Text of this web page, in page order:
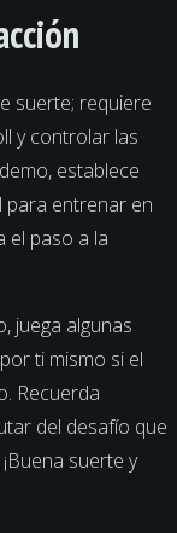
suerte; requiere
y controlar las
establece
para entrenar en
el paso a la
juega algunas
ti mismo si el
Recuerda
del desafío que
suerte y